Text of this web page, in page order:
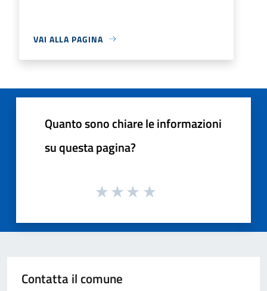
VAI ALLA PAGINA
Quanto sono chiare le informazioni
su questa pagina?
Contatta il comune